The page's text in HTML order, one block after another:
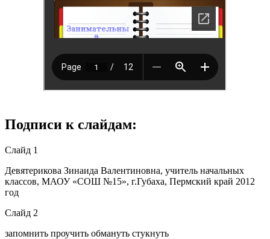
Подписи к слайдам:
Слайд 1
Девятерикова Зинаида Валентиновна, учитель начальных
классов, МАОУ «СОШ №15», г.Губаха, Пермский край 2012
год
Слайд 2
запомнить проучить обмануть стукнуть